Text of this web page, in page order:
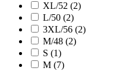
XL/52 (2)
L/50 (2)
3XL/56 (2)
M/48 (2)
S (1)
M (7)